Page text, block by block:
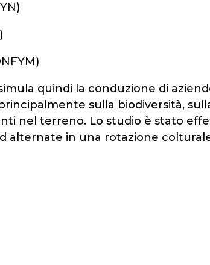
quindi la conduzione di
sulla biodiversità,
nel terreno. Lo studio è stato
alternate in una rotazione